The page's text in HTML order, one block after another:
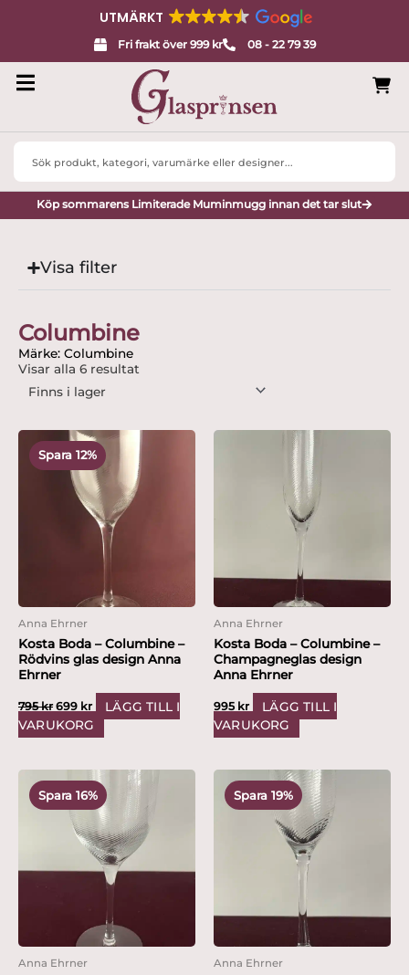
UTMÄRKT
Fri frakt över 999 kr 08 - 22 79 39
Search
Köp sommarens Limiterade Muminmugg innan det tar slut
Visa filter
Columbine
Märke: Columbine
Visar alla 6 resultat
Spara 12%
Anna Ehrner
Kosta Boda – Columbine –
Rödvins glas design Anna
Ehrner
795kr
Det
ursprungliga
var:
795 kr.
699 kr
Det
nuvarande
priset
är:
699 kr.
LÄGG TILL I
VARUKORG
Anna Ehrner
Kosta Boda – Columbine –
Champagneglas design
Anna Ehrner
995 kr
LÄGG TILL I
VARUKORG
Spara 16%
Anna Ehrner
ursprungliga
1,195 kr.
Det
nuvarande
priset
är:
999 kr.
Spara 19%
Anna Ehrner
ursprungliga
495 kr.
Det
nuvarande
priset
är:
399 kr.